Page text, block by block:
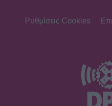
cut-out μαγιό που
Βαλαβάνη: Εντυπωσιακή
εφαρμοστό σικ φόρεμα και
- Μαγνήτισε όλα τα
Ρυθμίσεις Cookies